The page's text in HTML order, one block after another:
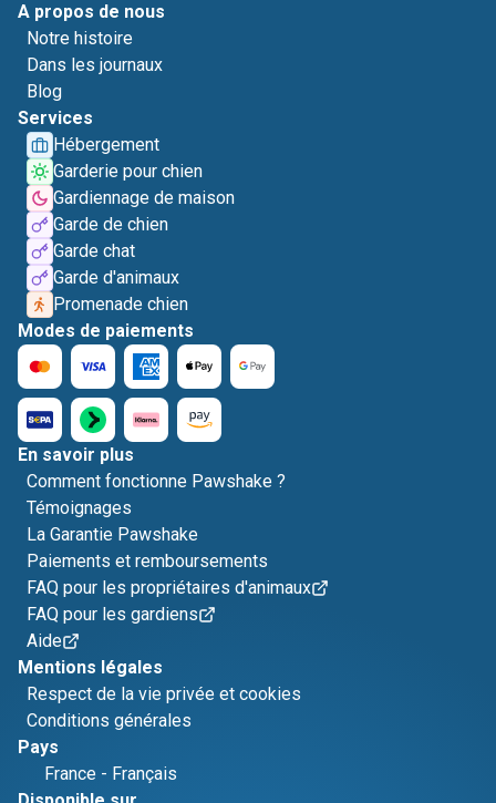
A propos de nous
Notre histoire
Dans les journaux
Blog
Services
Hébergement
Garderie pour chien
Gardiennage de maison
Garde de chien
Garde chat
Garde d'animaux
Promenade chien
Modes de paiements
En savoir plus
Comment fonctionne Pawshake ?
Témoignages
La Garantie Pawshake
Paiements et remboursements
FAQ pour les propriétaires d'animaux
FAQ pour les gardiens
Aide
Mentions légales
Respect de la vie privée et cookies
Conditions générales
Pays
France - Français